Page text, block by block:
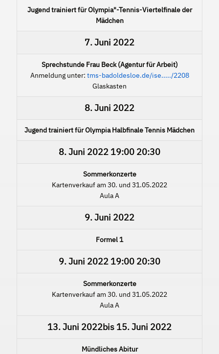
Jugend trainiert für Olympia"-Tennis-Viertelfinale der
Mädchen
7. Juni 2022
Sprechstunde Frau Beck (Agentur für Arbeit)
Anmeldung unter: tms-badoldesloe.de/ise...../2208
Glaskasten
8. Juni 2022
Jugend trainiert für Olympia Halbfinale Tennis Mädchen
8. Juni 2022 19:00 20:30
Sommerkonzerte
Kartenverkauf am 30. und 31.05.2022
Aula A
9. Juni 2022
Formel 1
9. Juni 2022 19:00 20:30
Sommerkonzerte
Kartenverkauf am 30. und 31.05.2022
Aula A
13. Juni 2022bis 15. Juni 2022
Mündliches Abitur